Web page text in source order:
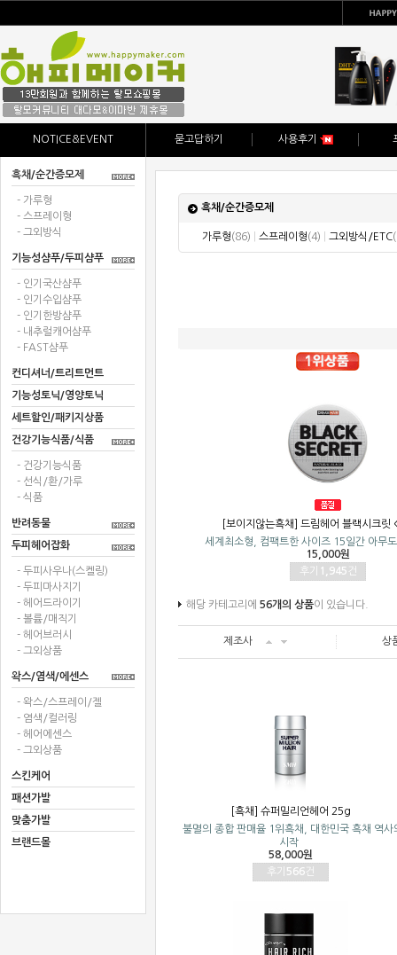
NOTICE&EVENT 묻고답하기 사용후기
흑채/순간증모제
- 가루형
- 스프레이형
- 그외방식
기능성샴푸/두피샴푸
- 인기국산샴푸
- 인기수입샴푸
- 인기한방샴푸
- 내추럴캐어샴푸
- FAST샴푸
컨디셔너/트리트먼트
기능성토닉/영양토닉
세트할인/패키지상품
건강기능식품/식품
- 건강기능식품
- 선식/환/가루
- 식품
반려동물
두피헤어잡화
- 두피사우나(스켈링)
- 두피마사지기
- 헤어드라이기
- 볼륨/매직기
- 헤어브러시
- 그외상품
왁스/염색/에센스
- 왁스/스프레이/젤
- 염색/컬러링
- 헤어에센스
- 그외상품
스킨케어
패션가발
맞춤가발
브랜드몰
흑채/순간증모제
가루형(86) 스프레이형(4) 그외방식/ETC
[보이지않는흑채] 드림헤어 블랙시크릿
세계최소형, 컴팩트한 사이즈 15일간 아무
15,000원
후기
1,945 건
해당 카테고리에 56개의 상품이 있습니다.
제조사 상
[흑채] 슈퍼밀리언헤어 25g
불멸의 종합 판매율 1위흑채, 대한민국 흑채 역사
시작
58,000원
후기 566 건